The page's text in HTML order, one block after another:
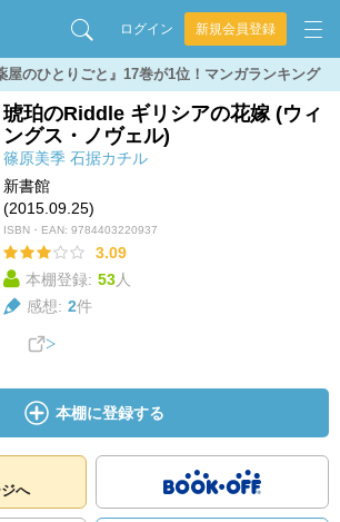
ログイン 新規会員登録
屋のひとりごと』17巻が1位！マンガランキング
琥珀のRiddle ギリシアの花嫁 (ウィ
ングス・ノヴェル)
篠原美季 石据カチル
新書館
(2015.09.25)
ISBN・EAN: 9784403220937
3.09
本棚登録: 53人
感想: 2件
本棚に登録する
へ